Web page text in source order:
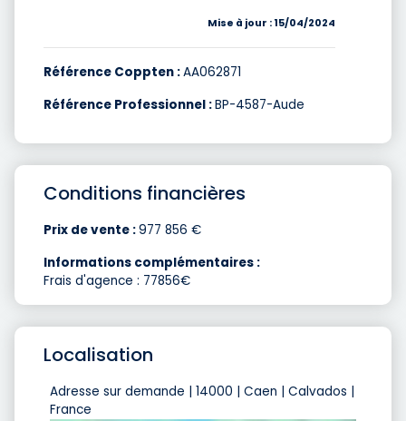
Mise à jour : 15/04/2024
Référence Coppten :AA062871
Référence Professionnel :BP-4587-Aude
Conditions financières
Prix de vente :977 856 €
Informations complémentaires :
Frais d'agence : 77856€
Localisation
Adresse sur demande | 14000 | Caen | Calvados |
France